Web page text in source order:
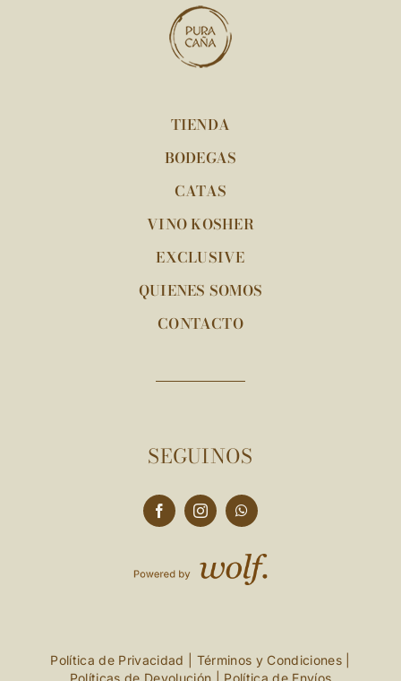
TIENDA
BODEGAS
CATAS
VINO KOSHER
EXCLUSIVE
QUIENES SOMOS
CONTACTO
SEGUINOS
Política de Privacidad Términos y Condiciones|